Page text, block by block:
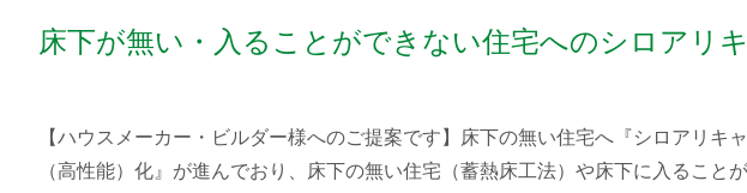
床下が無い・入ることができない住宅へのシロアリ
【ハウスメーカー・ビルダー様へのご提案です】床下の無い住宅へ『シロアリ
（高性能）化』が進んでおり、床下の無い住宅（蓄熱床工法）や床下に入るこ